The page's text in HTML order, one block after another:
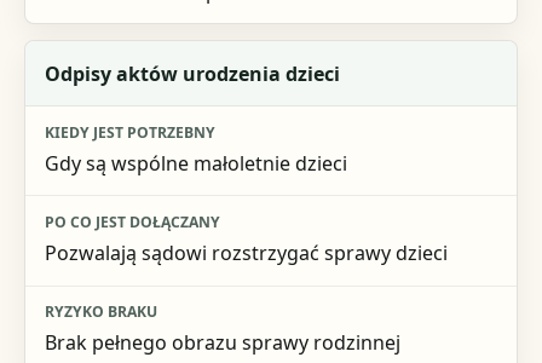
Odpisy aktów urodzenia dzieci
Gdy są wspólne małoletnie dzieci
Pozwalają sądowi rozstrzygać sprawy dzieci
Brak pełnego obrazu sprawy rodzinnej